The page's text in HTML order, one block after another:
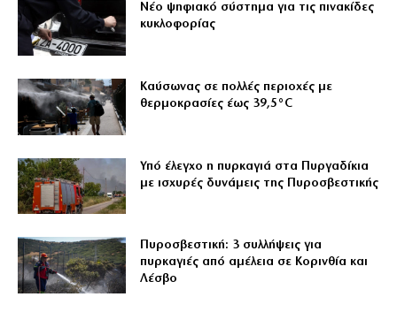
Νέο ψηφιακό σύστημα για τις πινακίδες
κυκλοφορίας
Καύσωνας σε πολλές περιοχές με
θερμοκρασίες έως 39,5°C
Υπό έλεγχο η πυρκαγιά στα Πυργαδίκια
με ισχυρές δυνάμεις της Πυροσβεστικής
Πυροσβεστική: 3 συλλήψεις για
πυρκαγιές από αμέλεια σε Κορινθία και
Λέσβο